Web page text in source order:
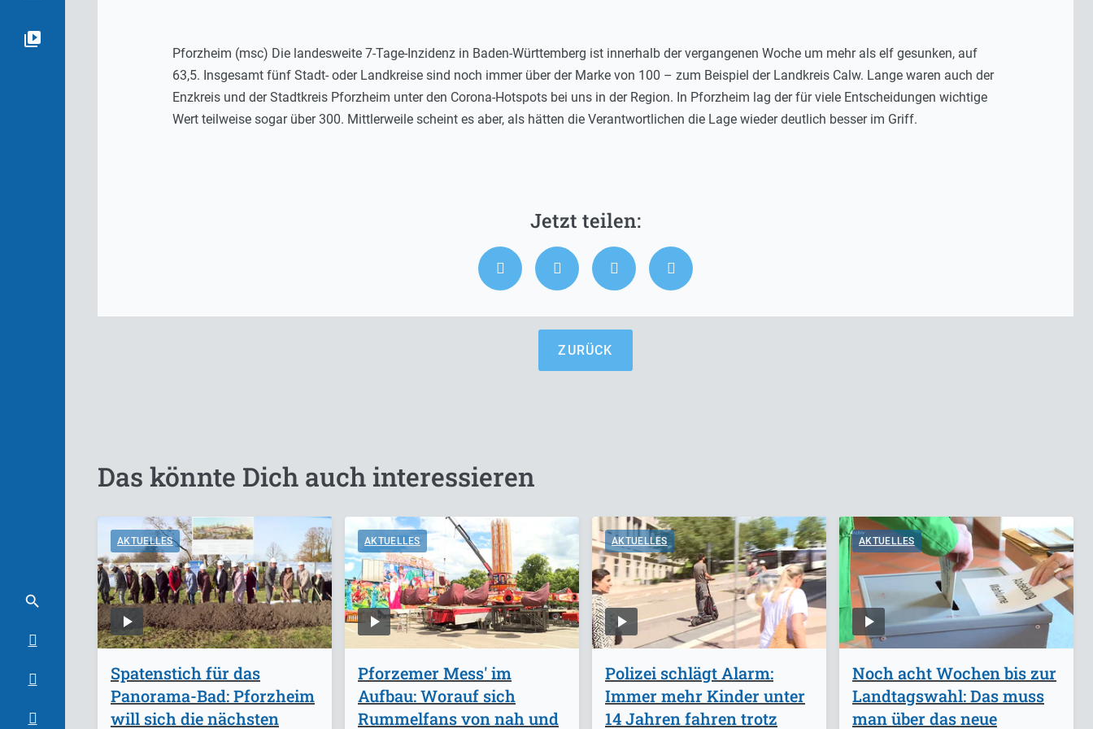
Pforzheim (msc) Die landesweite 7-Tage-Inzidenz in Baden-Württemberg ist innerhalb der vergangenen Woche um mehr als elf gesunken, auf
63,5. Insgesamt fünf Stadt- oder Landkreise sind noch immer über der Marke von 100 – zum Beispiel der Landkreis Calw. Lange waren auch der
Enzkreis und der Stadtkreis Pforzheim unter den Corona-Hotspots bei uns in der Region. In Pforzheim lag der für viele Entscheidungen wichtige
Wert teilweise sogar über 300. Mittlerweile scheint es aber, als hätten die Verantwortlichen die Lage wieder deutlich besser im Griff.
ZURÜCK
Das könnte Dich auch interessieren
AKTUELLES
Spatenstich für das
Panorama-Bad: Pforzheim
will sich die nächsten
AKTUELLES
Pforzemer Mess' im
Aufbau: Worauf sich
Rummelfans von nah und
AKTUELLES
Polizei schlägt Alarm:
Immer mehr Kinder unter
14 Jahren fahren trotz
AKTUELLES
Noch acht Wochen bis zur
Landtagswahl: Das muss
man über das neue